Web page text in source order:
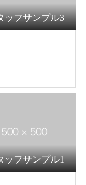
ッフサンプル3
ッフサンプル1